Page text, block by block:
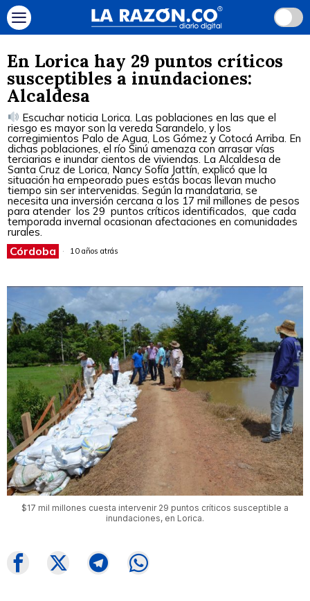
En Lorica hay 29 puntos críticos
susceptibles a inundaciones:
Alcaldesa
Escuchar noticia Lorica. Las poblaciones en las que el
riesgo es mayor son la vereda Sarandelo, y los
corregimientos Palo de Agua, Los Gómez y Cotocá Arriba. En
dichas poblaciones, el río Sinú amenaza con arrasar vías
terciarias e inundar cientos de viviendas. La Alcaldesa de
Santa Cruz de Lorica, Nancy Sofía Jattín, explicó que la
situación ha empeorado pues estás bocas llevan mucho
tiempo sin ser intervenidas. Según la mandataria, se
necesita una inversión cercana a los 17 mil millones de pesos
para atender los 29 puntos críticos identificados, que cada
temporada invernal ocasionan afectaciones en comunidades
rurales.
Córdoba 10 años atrás
$17 mil millones cuesta intervenir 29 puntos críticos susceptible a
inundaciones, en Lorica.